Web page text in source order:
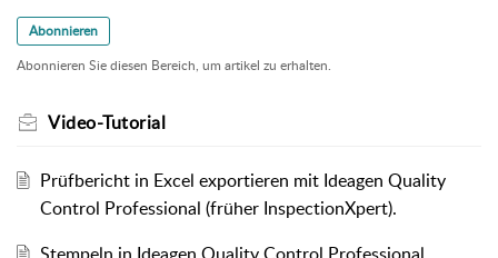
Abonnieren
Abonnieren Sie diesen Bereich, um artikel zu erhalten.
Video-Tutorial
Prüfbericht in Excel exportieren mit Ideagen Quality
Control Professional (früher InspectionXpert).
Stempeln in Ideagen Quality Control Professional